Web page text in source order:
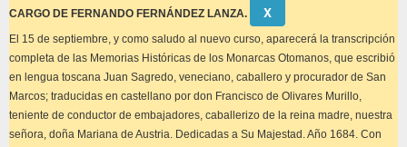
CARGO DE FERNANDO FERNÁNDEZ LANZA. Descartar
este
aviso
Χ
El 15 de septiembre, y como saludo al nuevo curso, aparecerá la transcripción
completa de las Memorias Históricas de los Monarcas Otomanos, que escribió
en lengua toscana Juan Sagredo, veneciano, caballero y procurador de San
Marcos; traducidas en castellano por don Francisco de Olivares Murillo,
teniente de conductor de embajadores, caballerizo de la reina madre, nuestra
señora, doña Mariana de Austria. Dedicadas a Su Majestad. Año 1684. Con